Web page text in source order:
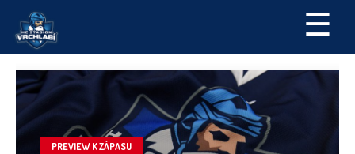
☰
PREVIEW K ZÁPASU